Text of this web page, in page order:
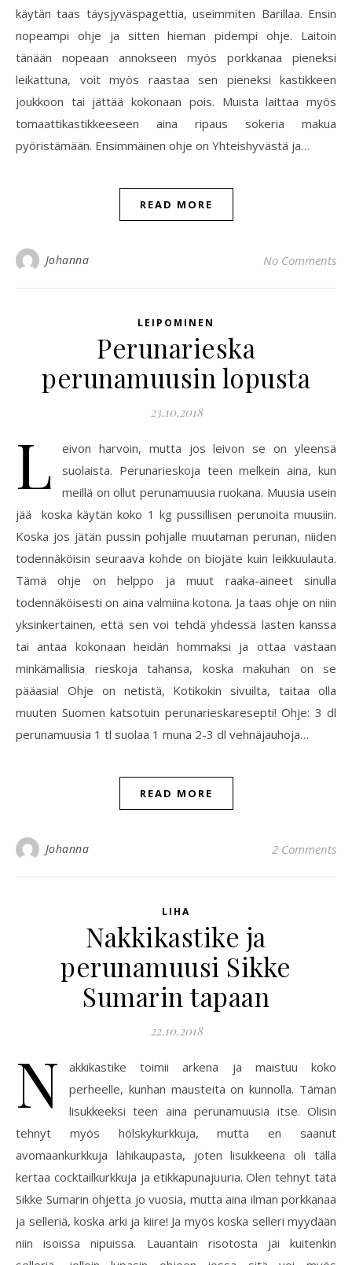
käytän taas täysjyväspagettia, useimmiten Barillaa. Ensin
nopeampi ohje ja sitten hieman pidempi ohje. Laitoin
tänään nopeaan annokseen myös porkkanaa pieneksi
leikattuna, voit myös raastaa sen pieneksi kastikkeen
joukkoon tai jättää kokonaan pois. Muista laittaa myös
tomaattikastikkeeseen aina ripaus sokeria makua
pyöristämään. Ensimmäinen ohje on Yhteishyvästä ja…
READ MORE
Johanna No Comments
LEIPOMINEN
Perunarieska
perunamuusin lopusta
23.10.2018
L
eivon harvoin, mutta jos leivon se on yleensä
suolaista. Perunarieskoja teen melkein aina, kun
meillä on ollut perunamuusia ruokana. Muusia usein
jää koska käytän koko 1 kg pussillisen perunoita muusiin.
Koska jos jätän pussin pohjalle muutaman perunan, niiden
todennäköisin seuraava kohde on biojäte kuin leikkuulauta.
Tämä ohje on helppo ja muut raaka-aineet sinulla
todennäköisesti on aina valmiina kotona. Ja taas ohje on niin
yksinkertainen, että sen voi tehdä yhdessä lasten kanssa
tai antaa kokonaan heidän hommaksi ja ottaa vastaan
minkämallisia rieskoja tahansa, koska makuhan on se
pääasia! Ohje on netistä, Kotikokin sivuilta, taitaa olla
muuten Suomen katsotuin perunarieskaresepti! Ohje: 3 dl
perunamuusia 1 tl suolaa 1 muna 2-3 dl vehnäjauhoja…
READ MORE
Johanna 2 Comments
LIHA
Nakkikastike ja
perunamuusi Sikke
Sumarin tapaan
22.10.2018
N
akkikastike toimii arkena ja maistuu koko
perheelle, kunhan mausteita on kunnolla. Tämän
lisukkeeksi teen aina perunamuusia itse. Olisin
tehnyt myös hölskykurkkuja, mutta en saanut
avomaankurkkuja lähikaupasta, joten lisukkeena oli tällä
kertaa cocktailkurkkuja ja etikkapunajuuria. Olen tehnyt tätä
Sikke Sumarin ohjetta jo vuosia, mutta aina ilman porkkanaa
ja selleriä, koska arki ja kiire! Ja myös koska selleri myydään
niin isoissa nipuissa. Lauantain risotosta jäi kuitenkin